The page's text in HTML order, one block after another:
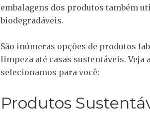
embalagens dos produtos também
biodegradáveis.
São inúmeras opções de produtos
limpeza até casas sustentáveis. Veja
selecionamos para você:
Produtos